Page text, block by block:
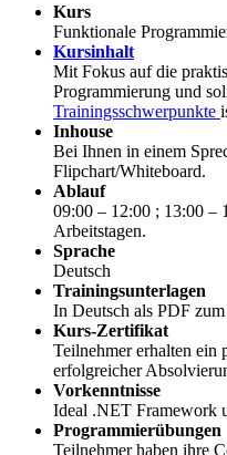
Kurs
Funktionale
Kursinhalt
Mit Fokus auf die
Programmierung und
Trainingsschwerpunkte
Inhouse
Bei Ihnen in einem
Flipchart/Whiteboard.
Ablauf
09:00 – 12:00 ; 13:00 –
Arbeitstagen.
Sprache
Deutsch
Trainingsunterlagen
In Deutsch als PDF
Kurs-Zertifikat
Teilnehmer erhalten ein
erfolgreicher
Vorkenntnisse
Ideal .NET Framework
Programmierübungen
Teilnehmer haben ihre